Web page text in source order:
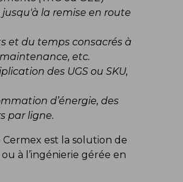
la remise en route
et du temps consacrés à
etc.
des UGS ou SKU,
d’énergie, des
par ligne.
est la solution de
à l’ingénierie gérée en